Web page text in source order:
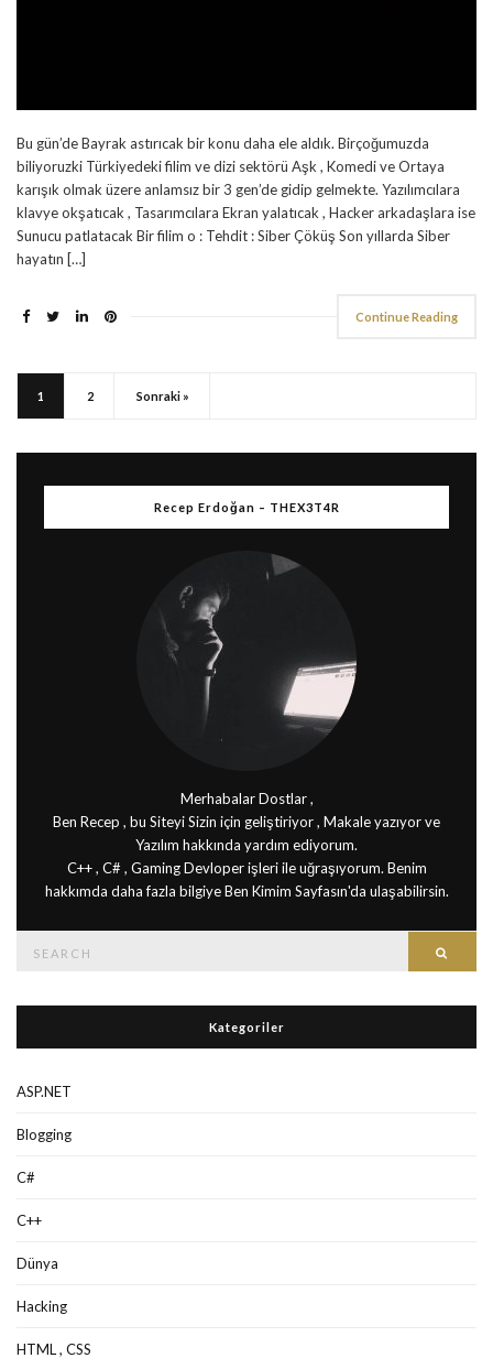
Bu gün’de Bayrak astırıcak bir konu daha ele aldık. Birçoğumuzda
biliyoruzki Türkiyedeki filim ve dizi sektörü Aşk , Komedi ve Ortaya
karışık olmak üzere anlamsız bir 3 gen’de gidip gelmekte. Yazılımcılara
klavye okşatıcak , Tasarımcılara Ekran yalatıcak , Hacker arkadaşlara ise
Sunucu patlatacak Bir filim o : Tehdit : Siber Çöküş Son yıllarda Siber
hayatın […]
Continue Reading
1 2 Sonraki »
Recep Erdoğan – THEX3T4R
Merhabalar Dostlar ,
Ben Recep , bu Siteyi Sizin için geliştiriyor , Makale yazıyor ve
Yazılım hakkında yardım ediyorum.
C++ , C# , Gaming Devloper işleri ile uğraşıyorum. Benim
hakkımda daha fazla bilgiye Ben Kimim Sayfasın'da ulaşabilirsin.
Kategoriler
ASP.NET
Blogging
C#
C++
Dünya
Hacking
HTML , CSS